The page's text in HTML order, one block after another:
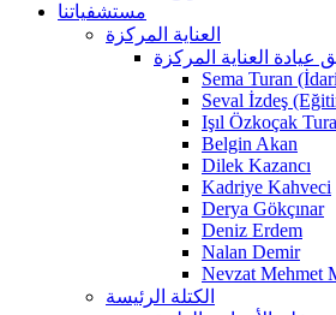
مستشفياتنا
العناية المركزة
عيادة العناية المركزة
Sema Turan
Seval İzdeş
Işıl Özkoçak
Belgin Akan
Dilek Kazancı
Kadriye Kahveci
Derya Gökçınar
Deniz Erdem
Nalan Demir
Nevzat Mehmet
الكتلة الرئيسة